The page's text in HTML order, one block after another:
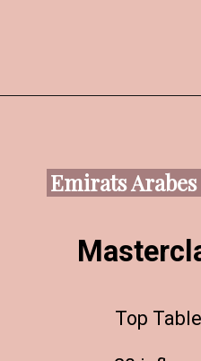
Top
Emirats